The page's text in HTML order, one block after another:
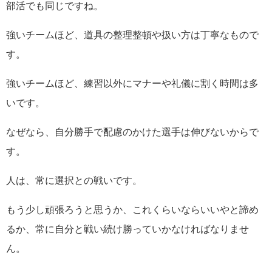
部活でも同じですね。
強いチームほど、道具の整理整頓や扱い方は丁寧なもので
す。
強いチームほど、練習以外にマナーや礼儀に割く時間は多
いです。
なぜなら、自分勝手で配慮のかけた選手は伸びないからで
す。
人は、常に選択との戦いです。
もう少し頑張ろうと思うか、これくらいならいいやと諦め
るか、常に自分と戦い続け勝っていかなければなりませ
ん。